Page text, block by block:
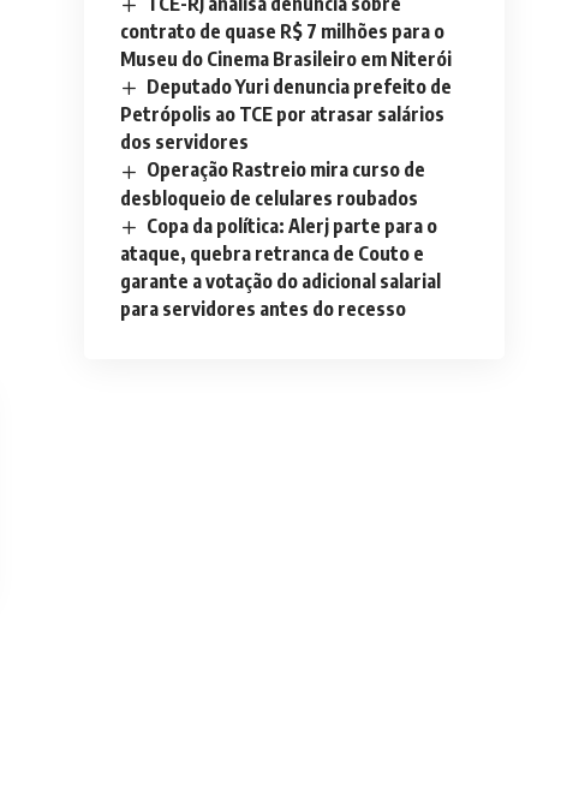
contrato de quase R$ 7 milhões para o
Museu do Cinema Brasileiro em Niterói
Deputado Yuri denuncia prefeito de
Petrópolis ao TCE por atrasar salários
dos servidores
Operação Rastreio mira curso de
desbloqueio de celulares roubados
Copa da política: Alerj parte para o
ataque, quebra retranca de Couto e
garante a votação do adicional salarial
para servidores antes do recesso